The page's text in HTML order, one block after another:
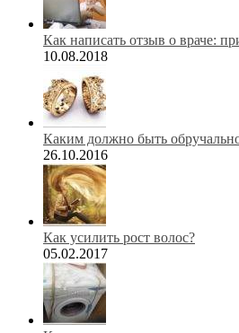
Как написать отзыв о враче:
10.08.2018
Каким должно быть
26.10.2016
Как усилить рост волос?
05.02.2017